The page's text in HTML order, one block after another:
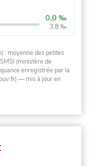
0,0 ‰
3,8 ‰
: moyenne des petites
(ministère de
enregistrée par la
— mis à jour en